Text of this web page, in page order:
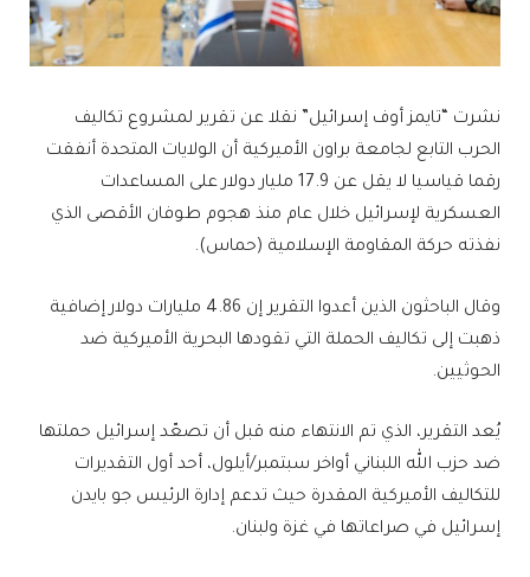
نشرت “تايمز أوف إسرائيل” نقلا عن تقرير لمشروع تكاليف
الحرب التابع لجامعة براون الأميركية أن الولايات المتحدة أنفقت
رقما قياسيا لا يقل عن 17.9 مليار دولار على المساعدات
العسكرية لإسرائيل خلال عام منذ هجوم طوفان الأقصى الذي
نفذته حركة المقاومة الإسلامية (حماس).
وقال الباحثون الذين أعدوا التقرير إن 4.86 مليارات دولار إضافية
ذهبت إلى تكاليف الحملة التي تقودها البحرية الأميركية ضد
الحوثيين.
يُعد التقرير، الذي تم الانتهاء منه قبل أن تصعّد إسرائيل حملتها
ضد حزب الله اللبناني أواخر سبتمبر/أيلول، أحد أول التقديرات
للتكاليف الأميركية المقدرة حيث تدعم إدارة الرئيس جو بايدن
إسرائيل في صراعاتها في غزة ولبنان.